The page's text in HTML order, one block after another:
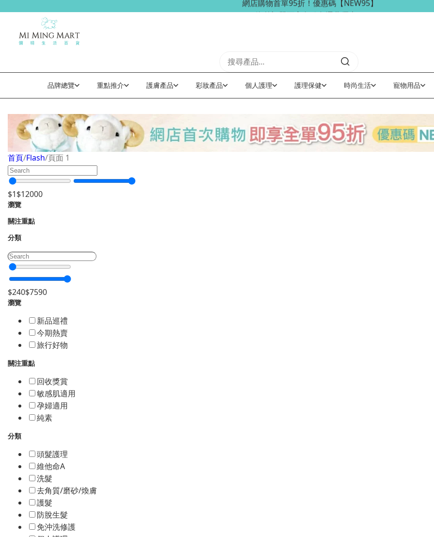
海外訂單可享免稅免運費優惠！
品牌總覽 重點推介 護膚產品 彩妝產品 個人護理 護理保健 時尚生活 寵物用品
Flash
首頁/Flash/頁面 1
$1$12000
瀏覽
關注重點
分類
$240$7590
瀏覽
新品巡禮
今期熱賣
旅行好物
關注重點
回收獎賞
敏感肌適用
孕婦適用
純素
分類
頭髮護理
維他命A
洗髮
去角質/磨砂/煥膚
護髮
防脫生髮
免沖洗修護